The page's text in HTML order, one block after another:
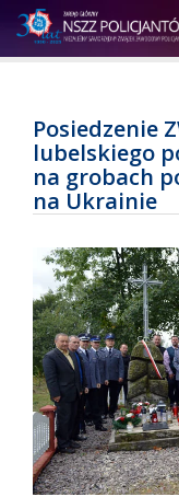
Posiedzenie
lubelskiego
na grobach
na Ukrainie